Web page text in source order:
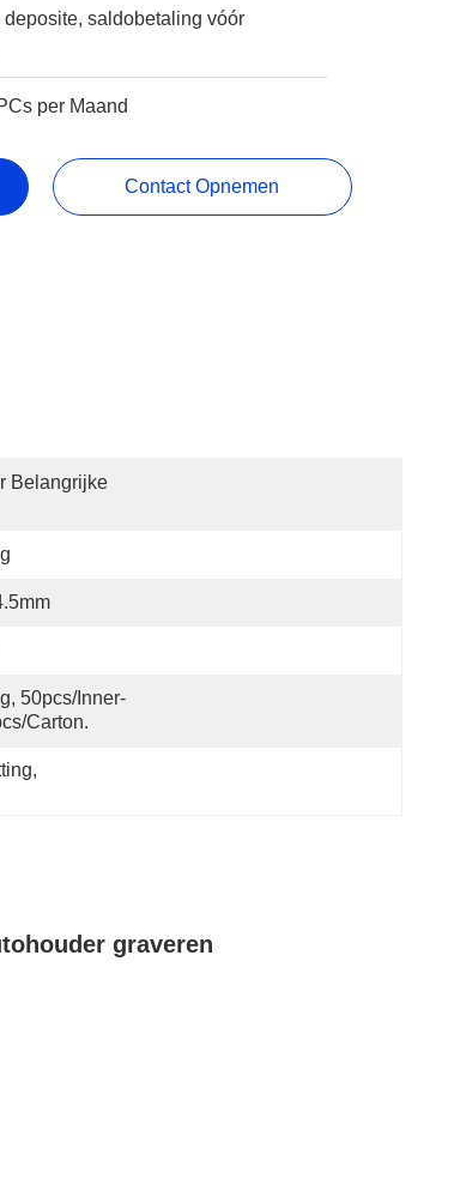
deposite, saldobetaling vóór
per Maand
Contact Opnemen
Belangrijke
50pcs/inner-
carton.
,
graveren